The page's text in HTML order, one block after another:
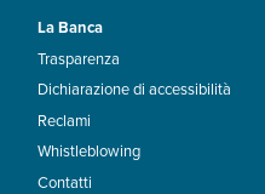
La Banca
Trasparenza
Dichiarazione di accessibilità
Reclami
Whistleblowing
Contatti